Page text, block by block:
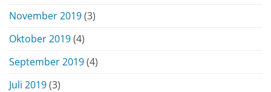
November 2019(3)
Oktober 2019(4)
September 2019(4)
Juli 2019(3)